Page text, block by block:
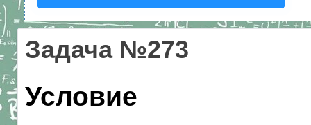
Задача №273
Условие